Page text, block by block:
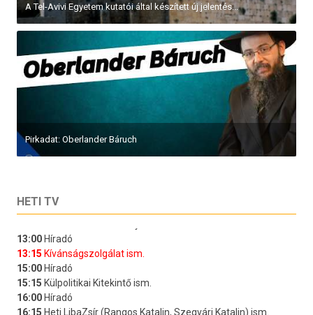
A Tel-Avivi Egyetem kutatói által készített új jelentés...
Pirkadat: Oberlander Báruch
HETI TV